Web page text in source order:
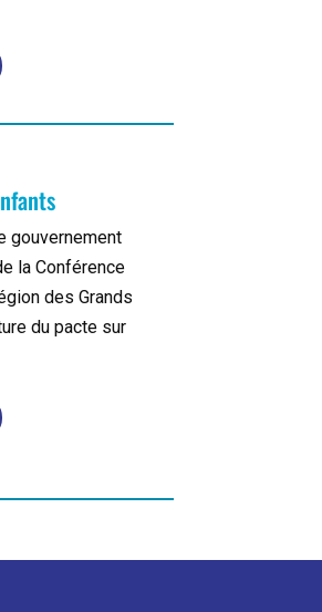
gouvernement
la Conférence
des Grands
du pacte sur